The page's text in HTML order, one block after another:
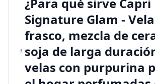
Signature Glam -
frasco, mezcla de
soja de larga
velas con purpurina